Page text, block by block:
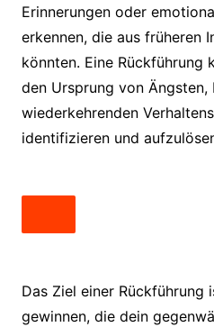
Erinnerungen oder
erkennen, die aus früheren
könnten. Eine Rückführung
den Ursprung von Ängsten,
wiederkehrenden
identifizieren und
Das Ziel einer Rückführung
gewinnen, die dein